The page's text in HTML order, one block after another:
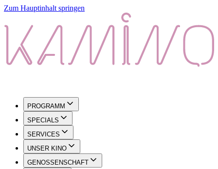
Zum Hauptinhalt springen
PROGRAMM
SPECIALS
SERVICES
UNSER KINO
GENOSSENSCHAFT